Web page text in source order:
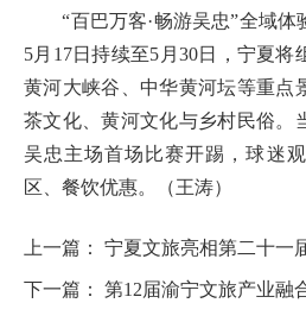
“百巴万客·畅游吴忠”全域体
5月17日持续至5月30日，宁夏
黄河大峡谷、中华黄河坛等重点
茶文化、黄河文化与乡村民俗。
吴忠主场首场比赛开踢，球迷
区、餐饮优惠。（王涛）
上一篇： 宁夏文旅亮相第二十一
下一篇： 第12届渝宁文旅产业融